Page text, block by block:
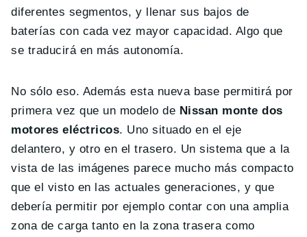
diferentes segmentos, y llenar sus bajos de
baterías con cada vez mayor capacidad. Algo que
se traducirá en más autonomía.
No sólo eso. Además esta nueva base permitirá por
primera vez que un modelo de Nissan monte dos
motores eléctricos. Uno situado en el eje
delantero, y otro en el trasero. Un sistema que a la
vista de las imágenes parece mucho más compacto
que el visto en las actuales generaciones, y que
debería permitir por ejemplo contar con una amplia
zona de carga tanto en la zona trasera como